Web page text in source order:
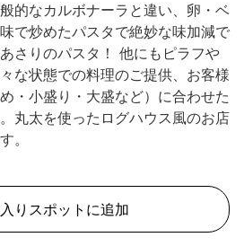
会社説明会
ーケーション
的なカルボナーラと違い、卵・ベ
で炒めたパスタで絶妙な味加減で
さりのパスタ！ 他にもピラフや
な状態での料理のご提供、お客様
・小盛り・大盛など）に合わせた
丸太を使ったログハウス風のお店
。
りスポットに追加